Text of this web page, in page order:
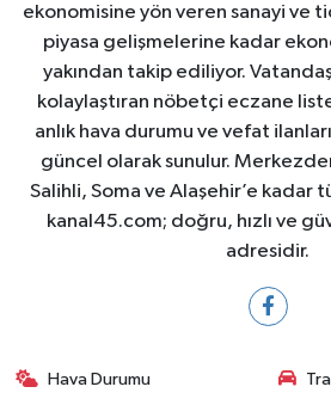
ekonomisine yön veren sanayi ve
piyasa gelişmelerine kadar
yakından takip ediliyor.
kolaylaştıran nöbetçi eczane
anlık hava durumu ve vefat
güncel olarak sunulur.
Salihli, Soma ve Alaşehir’e kadar
kanal45.com; doğru, hızlı ve
adresidir.
Hava Durumu